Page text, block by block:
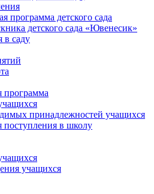
программа детского сада
детского сада «Ювенесик»
в саду
программа
принадлежностей учащихся
поступления в школу
учащихся